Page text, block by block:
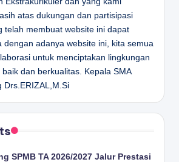
atas dukungan dan partisipasi
telah membuat website ini dapat
dengan adanya website ini, kita semua
untuk menciptakan lingkungan
dan berkualitas.
Kepala SMA
Drs.ERIZAL,M.Si
SPMB TA 2026/2027 Jalur Prestasi